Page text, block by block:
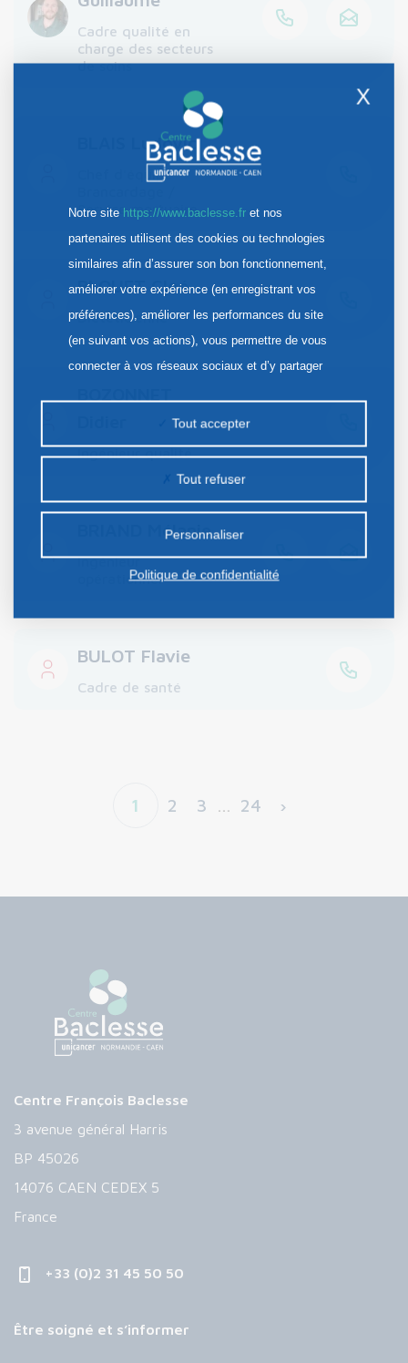
Cadre qualité en
charge des secteurs
de soins
BLAIS Ludovic
Chef d'équipe
Service mortuaire
BLOUET Cloé
Diététicienne
Ingénieur qualité
BRIAND Mélanie
Ingénieur
opérationnel
BULOT Flavie
Cadre de santé
1 2 3 … 24 ›
Centre François Baclesse
3 avenue général Harris
BP 45026
14076 CAEN CEDEX 5
France
+33 (0)2 31 45 50 50
Être soigné et s’informer
X
Notre site https://www.baclesse.fret nos
partenaires utilisent des cookies ou technologies
similaires afin d’assurer son bon fonctionnement,
améliorer votre expérience (en enregistrant vos
préférences), améliorer les performances du site
(en suivant vos actions), vous permettre de vous
connecter à vos réseaux sociaux et d’y partager
la publicité personnalisée sur notre site ou ceux de
nos partenaires. Certains traceurs non classés
préalable.
Tout accepter
Tout refuser
Personnaliser
Politique de confidentialité